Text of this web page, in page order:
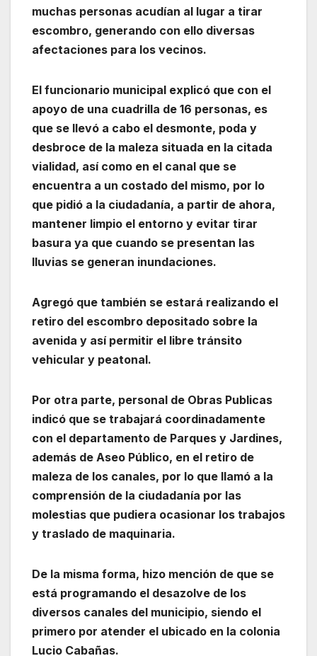
muchas personas acudían al lugar a tirar
escombro, generando con ello diversas
afectaciones para los vecinos.
El funcionario municipal explicó que con el
apoyo de una cuadrilla de 16 personas, es
que se llevó a cabo el desmonte, poda y
desbroce de la maleza situada en la citada
vialidad, así como en el canal que se
encuentra a un costado del mismo, por lo
que pidió a la ciudadanía, a partir de ahora,
mantener limpio el entorno y evitar tirar
basura ya que cuando se presentan las
lluvias se generan inundaciones.
Agregó que también se estará realizando el
retiro del escombro depositado sobre la
avenida y así permitir el libre tránsito
vehicular y peatonal.
Por otra parte, personal de Obras Publicas
indicó que se trabajará coordinadamente
con el departamento de Parques y Jardines,
además de Aseo Público, en el retiro de
maleza de los canales, por lo que llamó a la
comprensión de la ciudadanía por las
molestias que pudiera ocasionar los trabajos
y traslado de maquinaria.
De la misma forma, hizo mención de que se
está programando el desazolve de los
diversos canales del municipio, siendo el
primero por atender el ubicado en la colonia
Lucio Cabañas.